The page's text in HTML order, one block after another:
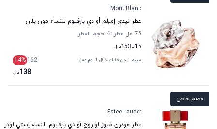
Mont Blanc
عطر ليدي إمبلم أو دي بارفيوم للنساء مون بلان
75 مل عطر
+4
حجم العطر
16تا153د.إ.
سيتم شحن طلبك خلال 1 يوم عمل 162
14%
138د.إ.
خصم خاص
Estee Lauder
عطر مودرن ميوز لو روج أو دي بارفيوم للنساء إستي لودر